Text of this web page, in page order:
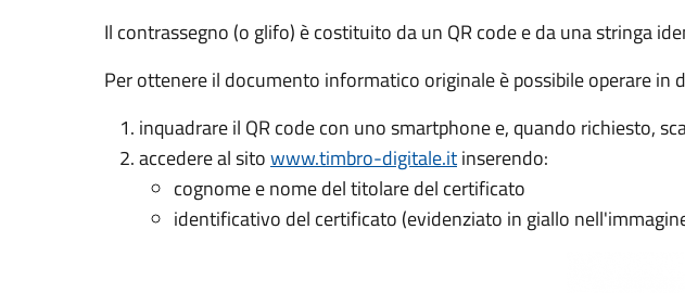
Il contrassegno (o glifo) è costituito da un QR code e da una stringa
Per ottenere il documento informatico originale è possibile operare in
inquadrare il QR code con uno smartphone e, quando richiesto,
accedere al sitowww.timbro-digitale.itinserendo:
cognome e nome del titolare del certificato
identificativo del certificato (evidenziato in giallo